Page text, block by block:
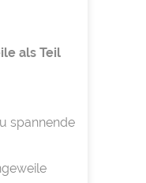
als Teil
spannende